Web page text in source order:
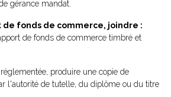
gérance mandat.
de fonds de commerce, joindre :
de fonds de commerce timbré et
produire une copie de
l'autorité de tutelle, du diplôme ou du titre